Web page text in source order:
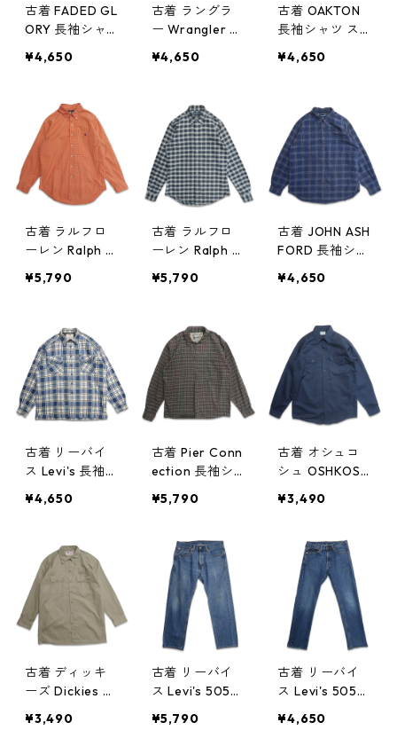
古着 FADED GL
ORY 長袖シャ
シャツ 表記：L
w50818
¥4,650
古着 ラングラ
ー Wrangler ス
スタンシャツ
記：L gd406
949n w50818
¥4,650
古着 OAKTON
長袖シャツ ス
表記：M gd4
¥4,650
古着 ラルフロ
ーレン Ralph L
ウンシャツ 長
ポイント チェ
ック 表記：16 3
2/33 gd4069
47n w50818
¥5,790
古着 ラルフロ
ーレン Ralph L
ウンシャツ 長
ポイント チェ
ック 表記：S
gd406946n w5
0817
¥5,790
古着 JOHN ASH
FORD 長袖シャ
記：XL gd40
¥4,650
古着 リーバイ
ス Levi's 長袖シ
シャツ チェッ
406944n w50
817
¥4,650
古着 Pier Conn
ection 長袖シ
シャツ チェッ
d406943n w5
0817
¥5,790
古着 オシュコ
シュ OSHKOSH
長袖シャツ ネ
- gd406942n
w50817
¥3,490
古着 ディッキ
ーズ Dickies ワ
袖シャツ ベー
¥3,490
古着 リーバイ
ス Levi's 505
ジーンズ ジー
¥5,790
古着 リーバイ
ス Levi's 505
ジーンズ ジー
¥4,650